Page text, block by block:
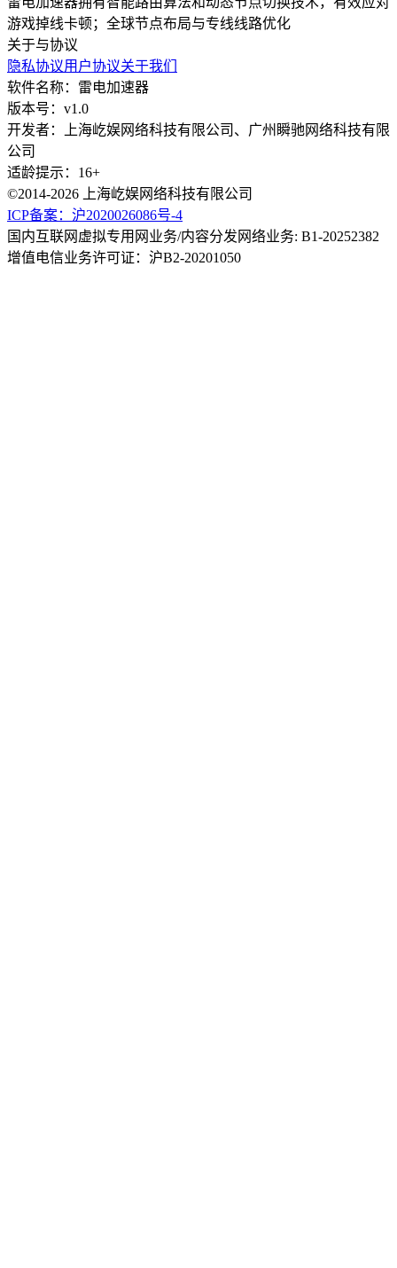
游戏掉线卡顿；全球节点布局与专线线路优化
关于与协议
隐私协议用户协议关于我们
软件名称：雷电加速器
版本号：v1.0
开发者：上海屹娱网络科技有限公司、广州瞬驰网络科技有限
公司
适龄提示：16+
©2014-2026 上海屹娱网络科技有限公司
ICP备案：沪2020026086号-4
国内互联网虚拟专用网业务/内容分发网络业务: B1-20252382
增值电信业务许可证：沪B2-20201050